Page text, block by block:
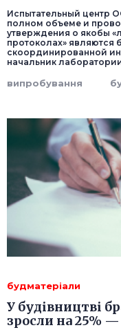
Испытательный центр
полном объеме и
утверждения о якобы
протоколах» являются
скоординированной
начальник
випробування
будматеріали
У будівництві
зросли на 25%